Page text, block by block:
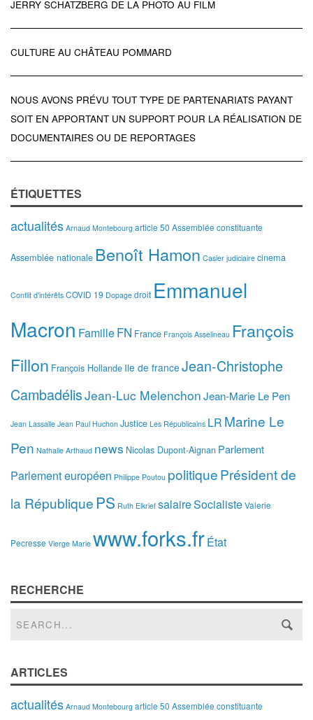
JERRY SCHATZBERG DE LA PHOTO AU FILM
CULTURE AU CHÂTEAU POMMARD
NOUS AVONS PRÉVU TOUT TYPE DE PARTENARIATS PAYANT
SOIT EN APPORTANT UN SUPPORT POUR LA RÉALISATION DE
DOCUMENTAIRES OU DE REPORTAGES
ÉTIQUETTES
actualités Arnaud Montebourg article 50 Assemblée constituante
Assemblée nationale Benoît Hamon Casier judiciaire cinema
Conflit d'intérêts COVID 19 Dopage droit Emmanuel
Macron FamilleFN France François Asselineau François
Fillon François Hollande Ile de france Jean-Christophe
CambadélisJean-Luc MelenchonJean-Marie Le Pen
Jean Lassalle Jean Paul Huchon Justice Les Républicains LR Marine Le
Pen Nathalie Arthaud news Nicolas Dupont-Aignan Parlement
Parlement européen Philippe Poutou politiquePrésident de
la République PS Ruth Elkrief salaireSocialisteValerie
Pecresse Vierge Marie www.forks.frÉtat
RECHERCHE
ARTICLES
actualités Arnaud Montebourg article 50 Assemblée constituante